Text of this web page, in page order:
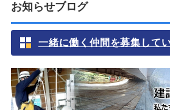
会社概要
お問い合わせ
お知らせブログ
一緒に働く仲間を募集して